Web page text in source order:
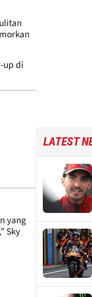
up di
yang
Sky
LATEST